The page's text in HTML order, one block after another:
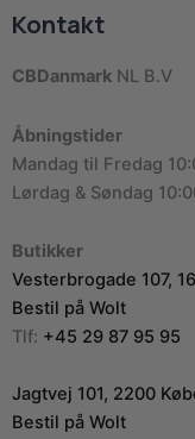
Kontakt
CBDanmark NL B.V
Åbningstider
Mandag til Fredag
Lørdag & Søndag
Butikker
Vesterbrogade 107,
Bestil på Wolt
Tlf: +45 29 87 95 95
Jagtvej 101, 2200
Bestil på Wolt